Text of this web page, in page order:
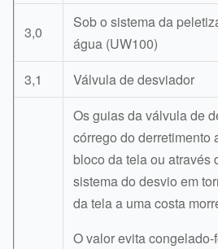
3,0
Sob o sistema da
água (UW100)
3,1
Válvula de desviador
Os guias da válvula de
córrego do derretimento
bloco da tela ou através
sistema do desvio em
da tela a uma costa
O valor evita congelado-